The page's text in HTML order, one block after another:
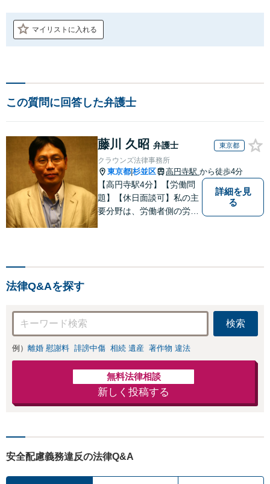
マイリストに入れる
この質問に回答した弁護士
藤川 久昭 弁護士 東京都
クラウンズ法律事務所
東京都 杉並区 高円寺駅 から徒歩4分
【高円寺駅4分】【労働問
題】【休日面談可】私の主
要分野は、労働者側の労働
詳細を見
る
法律Q&Aを探す
検索
例） 離婚 慰謝料 誹謗中傷 相続 遺産 著作物 違法
無料法律相談
新しく投稿する
安全配慮義務違反の法律Q&A